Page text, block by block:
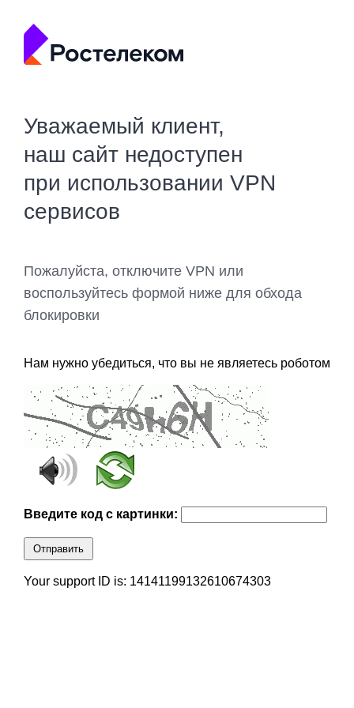
Уважаемый клиент,
наш сайт недоступен
при использовании VPN
сервисов
Пожалуйста, отключите VPN или
воспользуйтесь формой ниже для обхода
блокировки
Нам нужно убедиться, что вы не являетесь роботом
Введите код с картинки:
Отправить
Your support ID is: 14141199132610674303